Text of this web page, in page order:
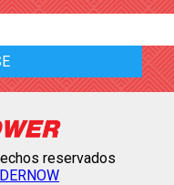
reservados